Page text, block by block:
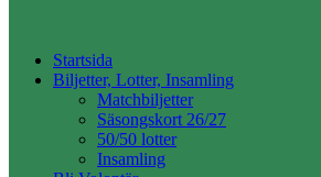
Startsida
Biljetter, Lotter, Insamling
Matchbiljetter
Säsongskort 26/27
50/50 lotter
Insamling